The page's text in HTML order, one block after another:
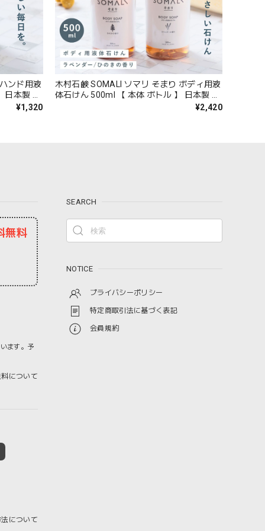
ンド用液
本製 ハ
手洗い石
¥1,320
木村石鹸 SOMALI ソマリ そまり ボディ用液
体石けん 500ml 【 本体 ボトル 】 日本製 ボ
ディソープ いい香り おしゃれ 詰め替え 体
¥2,420
無料
ます。予
について
について
SEARCH
NOTICE
プライバシーポリシー
特定商取引法に基づく表記
会員規約